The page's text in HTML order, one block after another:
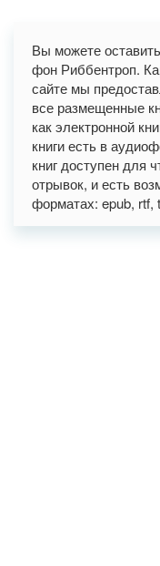
Вы можете
фон Риббентроп.
сайте мы
все размещенные
как электронной
книги есть в
книг доступен для
отрывок, и есть
форматах: epub, rtf,